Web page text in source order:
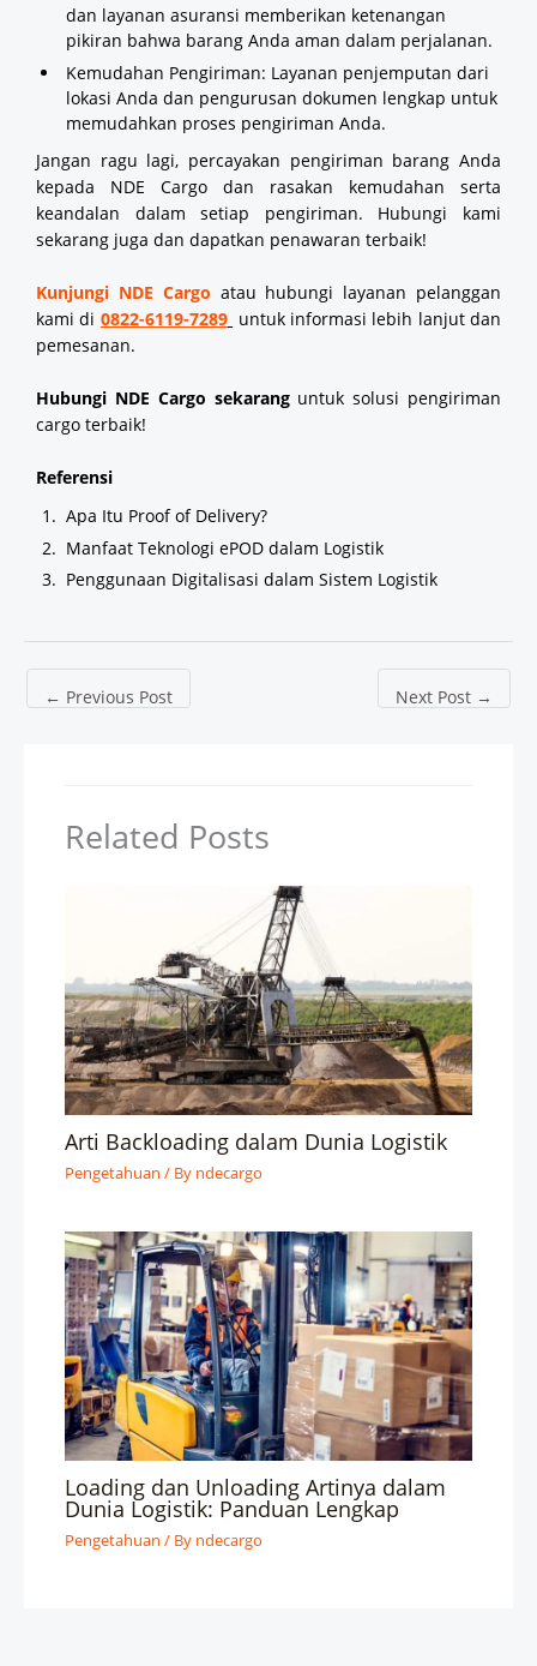
dan layanan asuransi memberikan ketenangan
pikiran bahwa barang Anda aman dalam perjalanan.
Kemudahan Pengiriman: Layanan penjemputan dari
lokasi Anda dan pengurusan dokumen lengkap untuk
memudahkan proses pengiriman Anda.
Jangan ragu lagi, percayakan pengiriman barang Anda
kepada NDE Cargo dan rasakan kemudahan serta
keandalan dalam setiap pengiriman. Hubungi kami
sekarang juga dan dapatkan penawaran terbaik!
Kunjungi NDE Cargo atau hubungi layanan pelanggan
kami di 0822-6119-7289 untuk informasi lebih lanjut dan
pemesanan.
Hubungi NDE Cargo sekaranguntuk solusi pengiriman
cargo terbaik!
Referensi
Apa Itu Proof of Delivery?
Manfaat Teknologi ePOD dalam Logistik
Penggunaan Digitalisasi dalam Sistem Logistik
← Previous Post Next Post →
Related Posts
Arti Backloading dalam Dunia Logistik
Pengetahuan / By ndecargo
Loading dan Unloading Artinya dalam
Dunia Logistik: Panduan Lengkap
Pengetahuan / By ndecargo